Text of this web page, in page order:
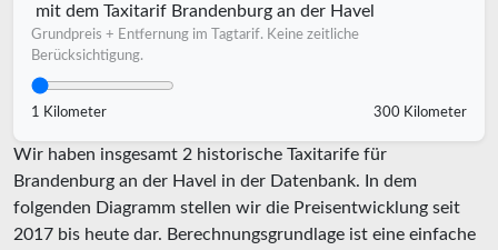
mit dem Taxitarif Brandenburg an der Havel
Grundpreis + Entfernung im Tagtarif. Keine zeitliche
Berücksichtigung.
1 Kilometer 300 Kilometer
Wir haben insgesamt 2 historische Taxitarife für
Brandenburg an der Havel in der Datenbank. In dem
folgenden Diagramm stellen wir die Preisentwicklung seit
2017 bis heute dar. Berechnungsgrundlage ist eine einfache